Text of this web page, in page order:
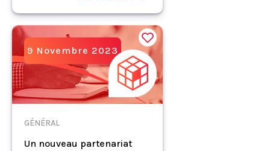
9 Novembre 2023
GÉNÉRAL
Un nouveau partenariat